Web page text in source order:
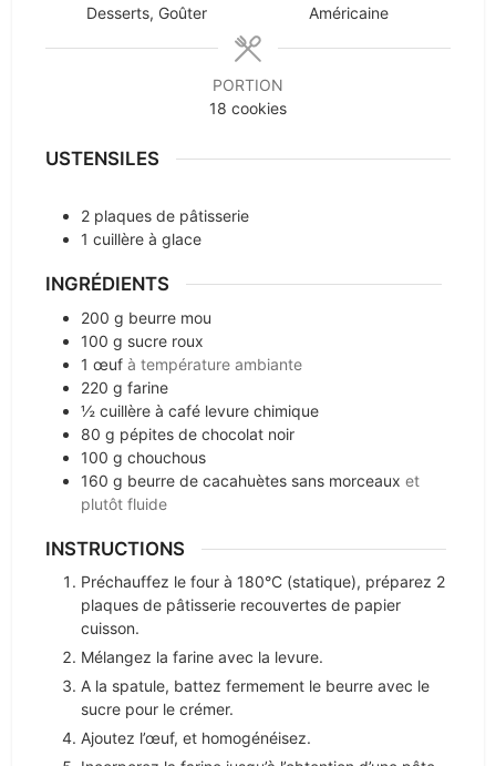
Desserts, Goûter
Américaine
PORTION
18 cookies
USTENSILES
2 plaques de pâtisserie
1 cuillère à glace
INGRÉDIENTS
200 g beurre mou
100 g sucre roux
1 œuf à température ambiante
220 g farine
½ cuillère à café levure chimique
80 g pépites de chocolat noir
100 g chouchous
160 g beurre de cacahuètes sans morceaux et
plutôt fluide
INSTRUCTIONS
Préchauffez le four à 180°C (statique), préparez 2
plaques de pâtisserie recouvertes de papier
cuisson.
Mélangez la farine avec la levure.
A la spatule, battez fermement le beurre avec le
sucre pour le crémer.
Ajoutez l’œuf, et homogénéisez.